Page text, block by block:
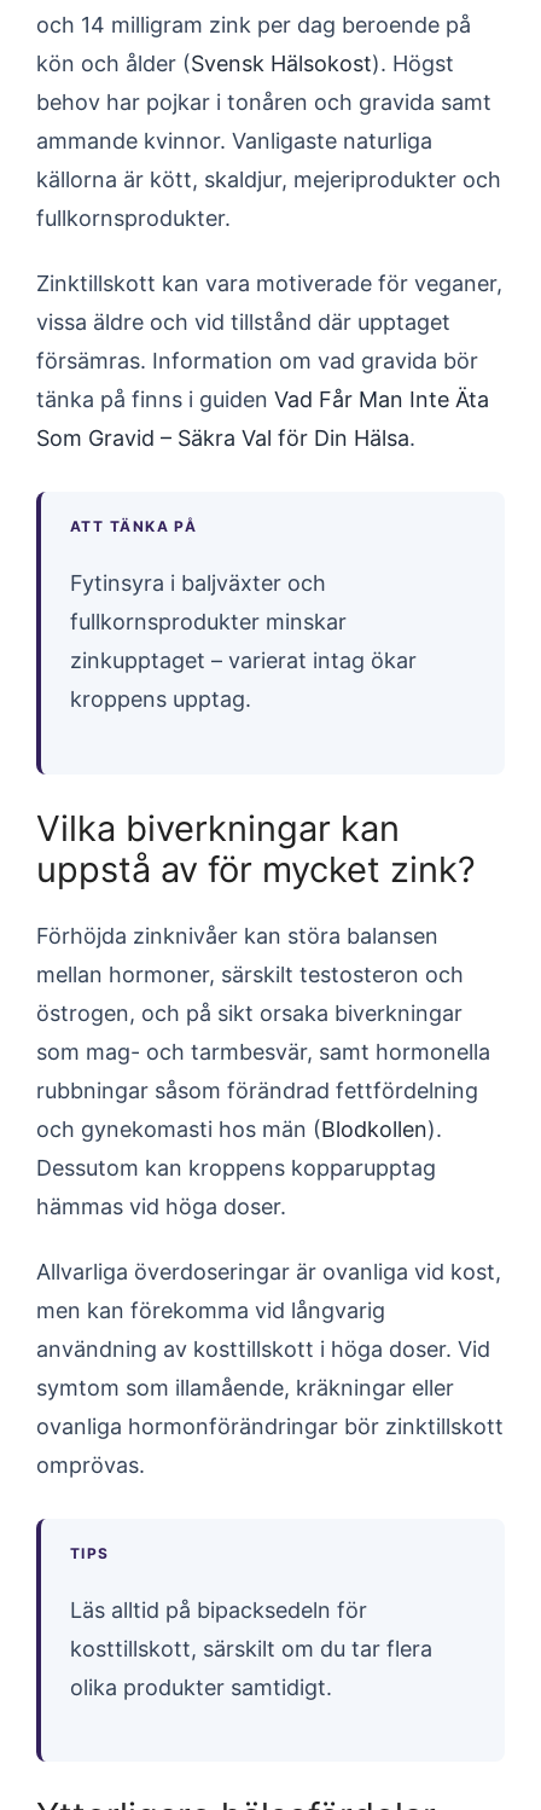
och 14 milligram zink per dag beroende på
kön och ålder (Svensk Hälsokost). Högst
behov har pojkar i tonåren och gravida samt
ammande kvinnor. Vanligaste naturliga
källorna är kött, skaldjur, mejeriprodukter och
fullkornsprodukter.
Zinktillskott kan vara motiverade för veganer,
vissa äldre och vid tillstånd där upptaget
försämras. Information om vad gravida bör
tänka på finns i guiden Vad Får Man Inte Äta
Som Gravid – Säkra Val för Din Hälsa.
ATT TÄNKA PÅ
Fytinsyra i baljväxter och
fullkornsprodukter minskar
zinkupptaget – varierat intag ökar
kroppens upptag.
Vilka biverkningar kan
uppstå av för mycket zink?
Förhöjda zinknivåer kan störa balansen
mellan hormoner, särskilt testosteron och
östrogen, och på sikt orsaka biverkningar
som mag- och tarmbesvär, samt hormonella
rubbningar såsom förändrad fettfördelning
och gynekomasti hos män (Blodkollen).
Dessutom kan kroppens kopparupptag
hämmas vid höga doser.
Allvarliga överdoseringar är ovanliga vid kost,
men kan förekomma vid långvarig
användning av kosttillskott i höga doser. Vid
symtom som illamående, kräkningar eller
ovanliga hormonförändringar bör zinktillskott
omprövas.
TIPS
Läs alltid på bipacksedeln för
kosttillskott, särskilt om du tar flera
olika produkter samtidigt.